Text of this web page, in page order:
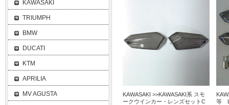
KAWASAKI >>KAWASAKI系 スモ
ークウインカー・レンズセットC
等
KAWASAKI
TRIUMPH
BMW
DUCATI
KTM
APRILIA
MV AGUSTA